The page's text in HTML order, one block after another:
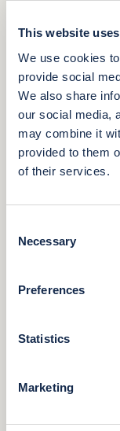
This website
We use cookies
provide social
We also share
our social media,
may combine it
provided to them
of their services.
Selection
Necessary
Preferences
Statistics
Marketing
Lo
PRIMO
A New York
britannica
Association, creato